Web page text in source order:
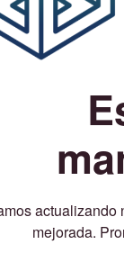
actualizando
mejorada.